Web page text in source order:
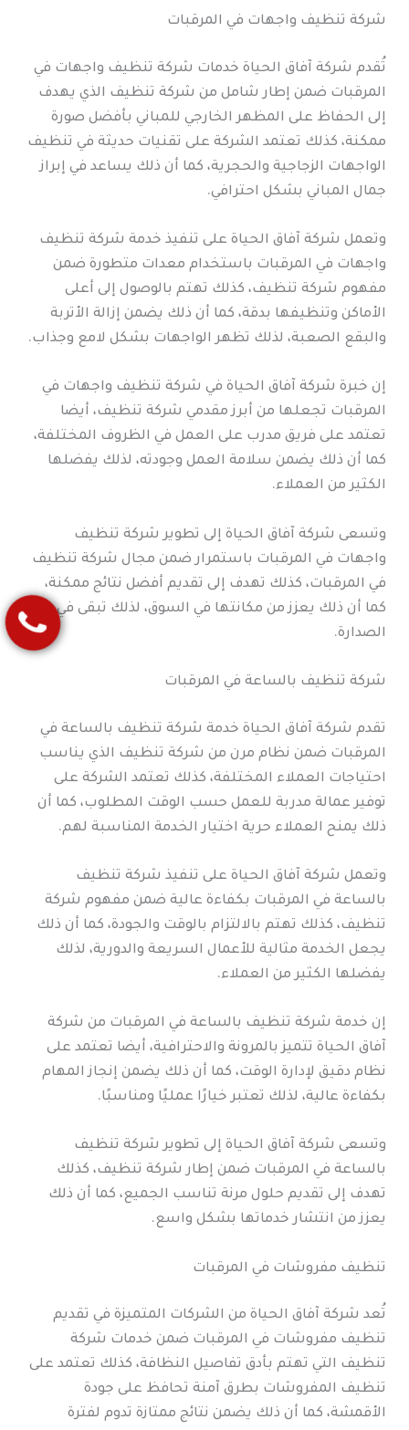
شركة تنظيف واجهات في المرقبات
تُقدم شركة آفاق الحياة خدمات شركة تنظيف واجهات في
المرقبات ضمن إطار شامل من شركة تنظيف الذي يهدف
إلى الحفاظ على المظهر الخارجي للمباني بأفضل صورة
ممكنة، كذلك تعتمد الشركة على تقنيات حديثة في تنظيف
الواجهات الزجاجية والحجرية، كما أن ذلك يساعد في إبراز
جمال المباني بشكل احترافي.
وتعمل شركة آفاق الحياة على تنفيذ خدمة شركة تنظيف
واجهات في المرقبات باستخدام معدات متطورة ضمن
مفهوم شركة تنظيف، كذلك تهتم بالوصول إلى أعلى
الأماكن وتنظيفها بدقة، كما أن ذلك يضمن إزالة الأتربة
والبقع الصعبة، لذلك تظهر الواجهات بشكل لامع وجذاب.
إن خبرة شركة آفاق الحياة في شركة تنظيف واجهات في
المرقبات تجعلها من أبرز مقدمي شركة تنظيف، أيضا
تعتمد على فريق مدرب على العمل في الظروف المختلفة،
كما أن ذلك يضمن سلامة العمل وجودته، لذلك يفضلها
الكثير من العملاء.
وتسعى شركة آفاق الحياة إلى تطوير شركة تنظيف
واجهات في المرقبات باستمرار ضمن مجال شركة تنظيف
في المرقبات، كذلك تهدف إلى تقديم أفضل نتائج ممكنة،
كما أن ذلك يعزز من مكانتها في السوق، لذلك تبقى في
الصدارة.
شركة تنظيف بالساعة في المرقبات
تقدم شركة آفاق الحياة خدمة شركة تنظيف بالساعة في
المرقبات ضمن نظام مرن من شركة تنظيف الذي يناسب
احتياجات العملاء المختلفة، كذلك تعتمد الشركة على
توفير عمالة مدربة للعمل حسب الوقت المطلوب، كما أن
ذلك يمنح العملاء حرية اختيار الخدمة المناسبة لهم.
وتعمل شركة آفاق الحياة على تنفيذ شركة تنظيف
بالساعة في المرقبات بكفاءة عالية ضمن مفهوم شركة
تنظيف، كذلك تهتم بالالتزام بالوقت والجودة، كما أن ذلك
يجعل الخدمة مثالية للأعمال السريعة والدورية، لذلك
يفضلها الكثير من العملاء.
إن خدمة شركة تنظيف بالساعة في المرقبات من شركة
آفاق الحياة تتميز بالمرونة والاحترافية، أيضا تعتمد على
نظام دقيق لإدارة الوقت، كما أن ذلك يضمن إنجاز المهام
بكفاءة عالية، لذلك تعتبر خيارًا عمليًا ومناسبًا.
وتسعى شركة آفاق الحياة إلى تطوير شركة تنظيف
بالساعة في المرقبات ضمن إطار شركة تنظيف، كذلك
تهدف إلى تقديم حلول مرنة تناسب الجميع، كما أن ذلك
يعزز من انتشار خدماتها بشكل واسع.
تنظيف مفروشات في المرقبات
تُعد شركة آفاق الحياة من الشركات المتميزة في تقديم
تنظيف مفروشات في المرقبات ضمن خدمات شركة
تنظيف التي تهتم بأدق تفاصيل النظافة، كذلك تعتمد على
تنظيف المفروشات بطرق آمنة تحافظ على جودة
الأقمشة، كما أن ذلك يضمن نتائج ممتازة تدوم لفترة